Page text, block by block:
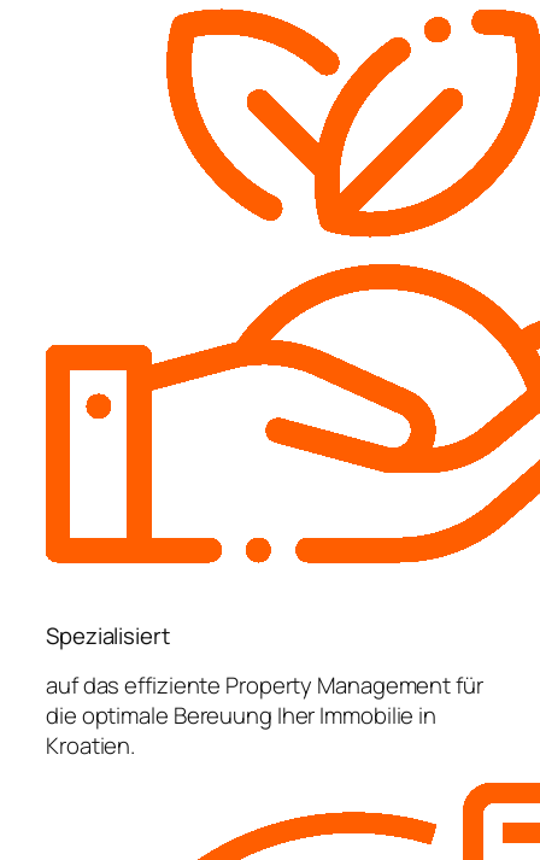
Spezialisiert
auf das effiziente Property Management für
die optimale Bereuung Iher Immobilie in
Kroatien.